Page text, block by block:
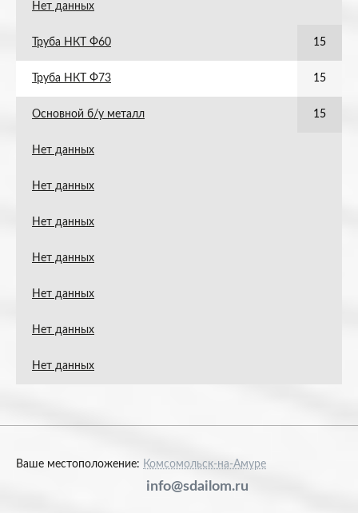
Нет данных
Труба НКТ Ф60 15
Труба НКТ Ф73 15
Основной б/у металл 15
Нет данных
Нет данных
Нет данных
Нет данных
Нет данных
Нет данных
Нет данных
Ваше местоположение: Комсомольск-на-Амуре
info@sdailom.ru